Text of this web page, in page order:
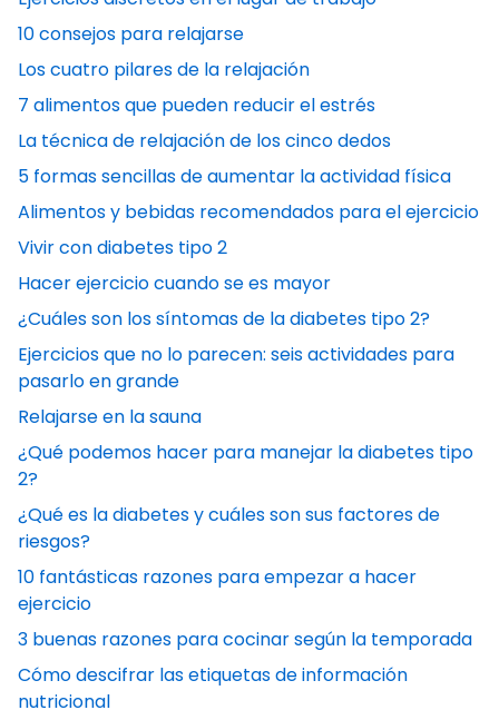
10 consejos para relajarse
Los cuatro pilares de la relajación
7 alimentos que pueden reducir el estrés
La técnica de relajación de los cinco dedos
5 formas sencillas de aumentar la actividad física
Alimentos y bebidas recomendados para el ejercicio
Vivir con diabetes tipo 2
Hacer ejercicio cuando se es mayor
¿Cuáles son los síntomas de la diabetes tipo 2?​
Ejercicios que no lo parecen: seis actividades para
pasarlo en grande
Relajarse en la sauna
¿Qué podemos hacer para manejar la diabetes tipo
2?​
¿Qué es la diabetes y cuáles son sus factores de
riesgos?
10 fantásticas razones para empezar a hacer
ejercicio
3 buenas razones para cocinar según la temporada
Cómo descifrar las etiquetas de información
nutricional